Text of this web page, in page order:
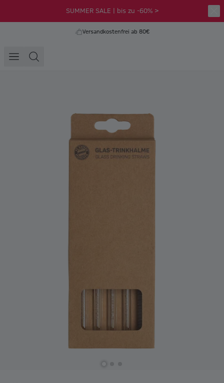
SUMMER SALE | bis zu -60% >
Versandkostenfrei ab 80€